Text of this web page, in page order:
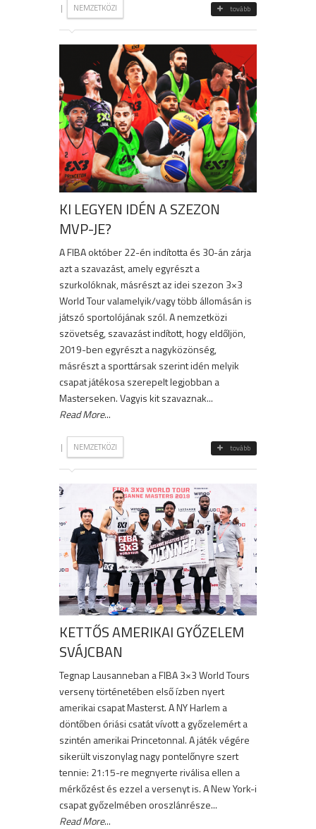
| NEMZETKÖZI tovább
KI LEGYEN IDÉN A SZEZON
MVP-JE?
A FIBA október 22-én indította és 30-án zárja
azt a szavazást, amely egyrészt a
szurkolóknak, másrészt az idei szezon 3×3
World Tour valamelyik/vagy több állomásán is
játszó sportolójának szól. A nemzetközi
szövetség, szavazást indított, hogy eldőljön,
2019-ben egyrészt a nagyközönség,
másrészt a sporttársak szerint idén melyik
csapat játékosa szerepelt legjobban a
Masterseken. Vagyis kit szavaznak...
Read More...
| NEMZETKÖZI tovább
KETTŐS AMERIKAI GYŐZELEM
SVÁJCBAN
Tegnap Lausanneban a FIBA 3×3 World Tours
verseny történetében első ízben nyert
amerikai csapat Masterst. A NY Harlem a
döntőben óriási csatát vívott a győzelemért a
szintén amerikai Princetonnal. A játék végére
sikerült viszonylag nagy pontelőnyre szert
tennie: 21:15-re megnyerte riválisa ellen a
mérkőzést és ezzel a versenyt is. A New York-i
csapat győzelmében oroszlánrésze...
Read More...